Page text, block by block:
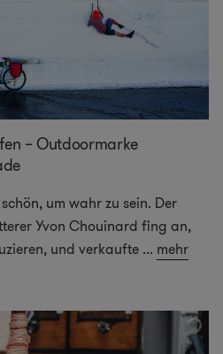
– Outdoormarke
um wahr zu sein. Der
Yvon Chouinard fing an,
und verkaufte ... mehr